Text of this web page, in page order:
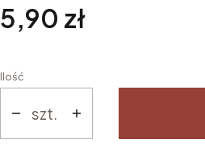
Cena
5,90 zł
Ilość
szt.